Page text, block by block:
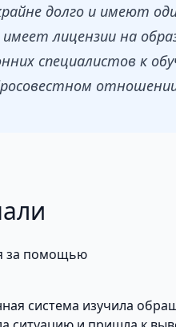
долго и имеют
лицензии на
специалистов к
за помощью
система изучила